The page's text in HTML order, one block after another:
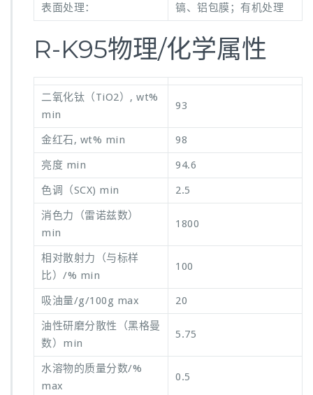
表面处理：
镐、铝包膜；有机处理
R-K95物理/化学属性
二氧化钛（TiO2）, wt%
min
93
金红石, wt% min
98
亮度 min
94.6
色调（SCX) min
2.5
消色力（雷诺兹数）
min
1800
相对散射力（与标样
比）/% min
100
吸油量/g/100g max
20
油性研磨分散性（黑格曼
数）min
5.75
水溶物的质量分数/%
max
0.5